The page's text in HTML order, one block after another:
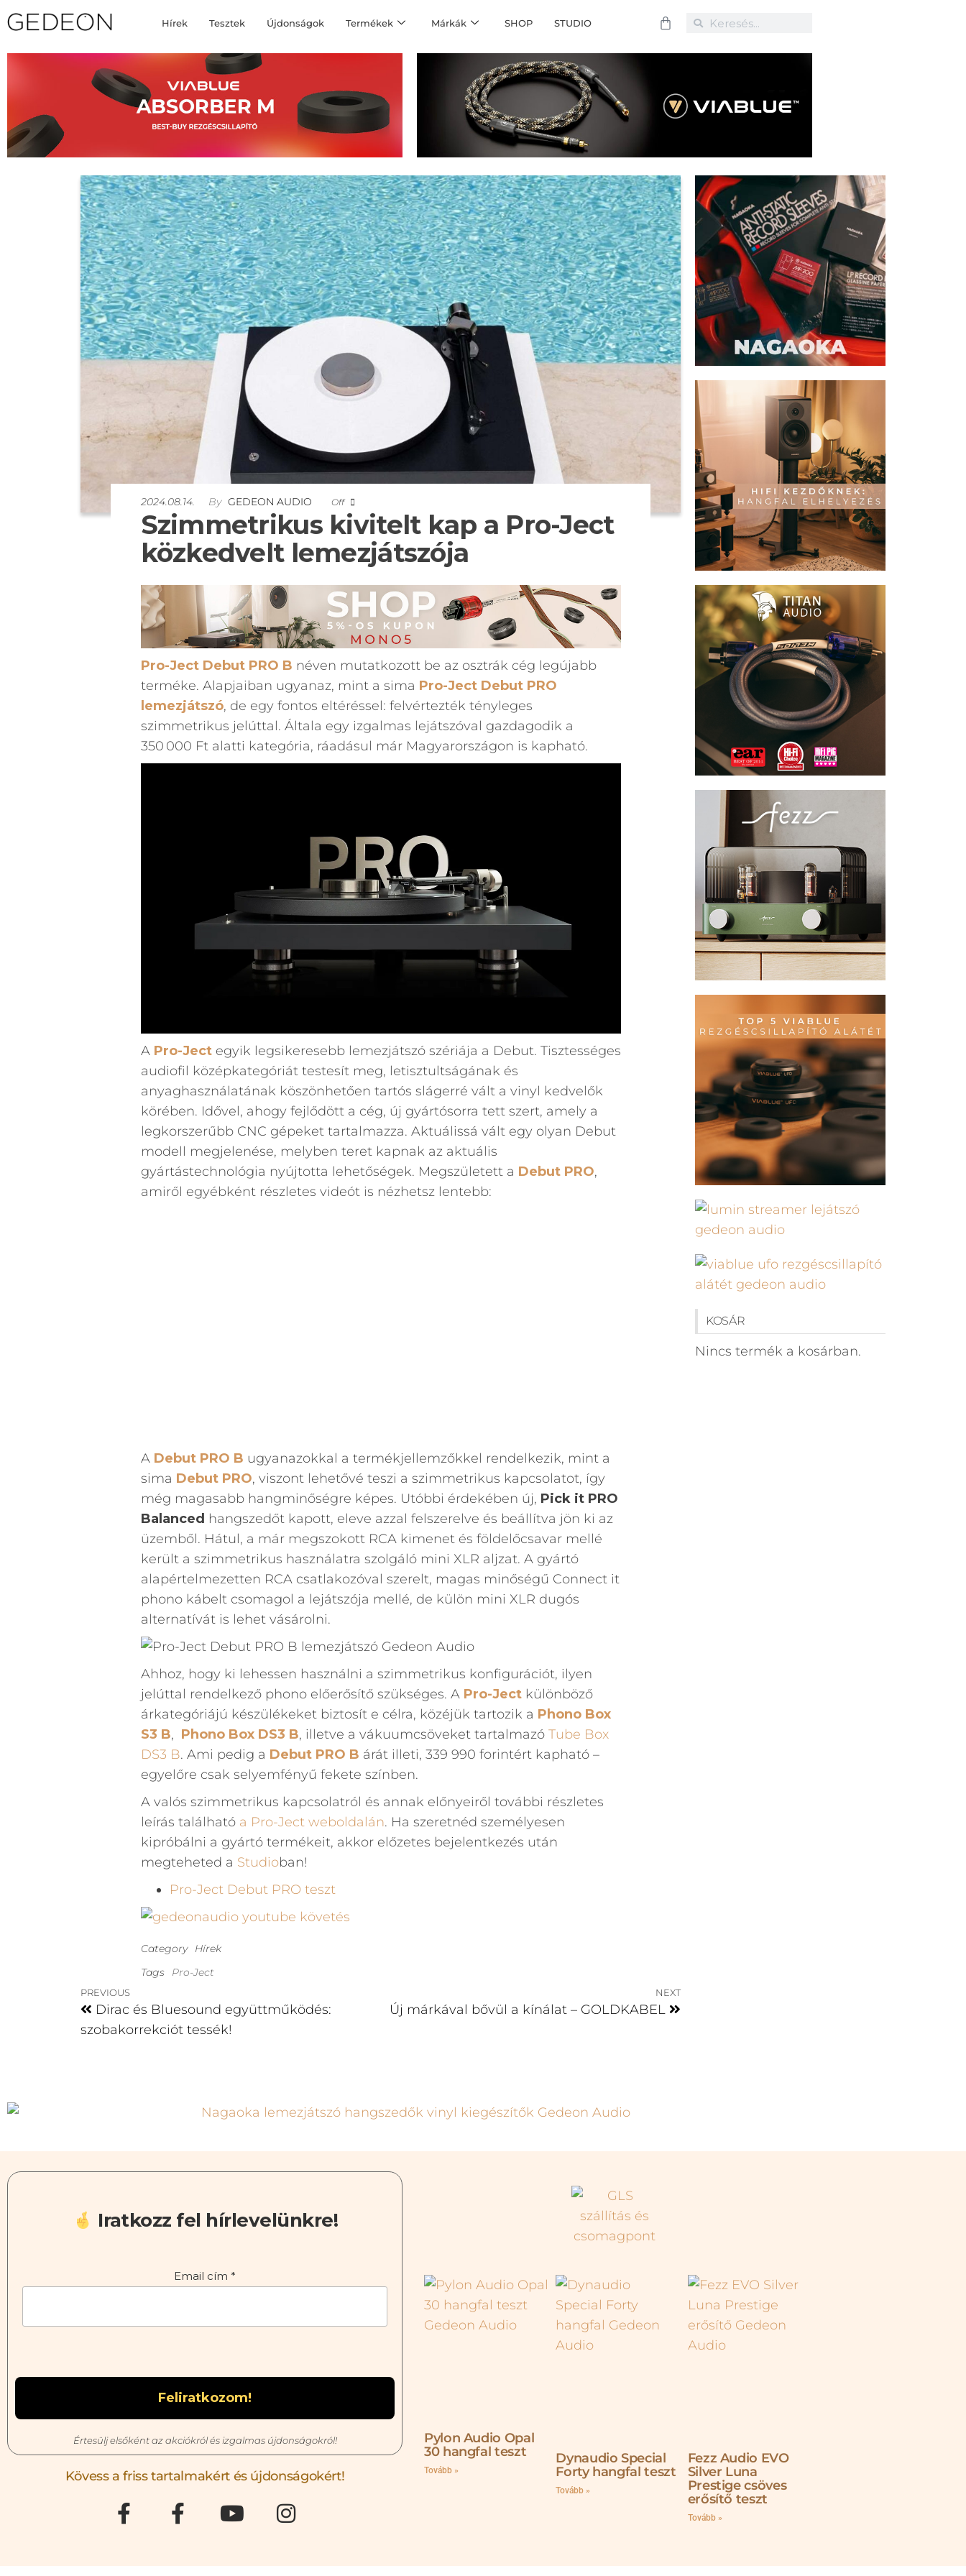
Hírek Tesztek Újdonságok Termékek Márkák SHOP STUDIO
2024.08.14. By GEDEON AUDIO Off
Szimmetrikus kivitelt kap a Pro-Ject
közkedvelt lemezjátszója
Pro-Ject Debut PRO B néven mutatkozott be az osztrák cég legújabb
terméke. Alapjaiban ugyanaz, mint a sima Pro-Ject Debut PRO
lemezjátszó, de egy fontos eltéréssel: felvértezték tényleges
szimmetrikus jelúttal. Általa egy izgalmas lejátszóval gazdagodik a
350 000 Ft alatti kategória, ráadásul már Magyarországon is kapható.
APro-Jectegyik legsikeresebb lemezjátszó szériája a Debut. Tisztességes
audiofil középkategóriát testesít meg, letisztultságának és
anyaghasználatának köszönhetően tartós slágerré vált a vinyl kedvelők
körében. Idővel, ahogy fejlődött a cég, új gyártósorra tett szert, amely a
legkorszerűbb CNC gépeket tartalmazza. Aktuálissá vált egy olyan Debut
modell megjelenése, melyben teret kapnak az aktuális
gyártástechnológia nyújtotta lehetőségek. Megszületett a Debut PRO,
amiről egyébként részletes videót is nézhetsz lentebb:
ADebut PRO B ugyanazokkal a termékjellemzőkkel rendelkezik, mint a
sima Debut PRO, viszont lehetővé teszi a szimmetrikus kapcsolatot, így
még magasabb hangminőségre képes. Utóbbi érdekében új, Pick it PRO
Balanced hangszedőt kapott, eleve azzal felszerelve és beállítva jön ki az
üzemből. Hátul, a már megszokott RCA kimenet és földelőcsavar mellé
került a szimmetrikus használatra szolgáló mini XLR aljzat. A gyártó
alapértelmezetten RCA csatlakozóval szerelt, magas minőségű Connect it
phono kábelt csomagol a lejátszója mellé, de külön mini XLR dugós
alternatívát is lehet vásárolni.
Ahhoz, hogy ki lehessen használni a szimmetrikus konfigurációt, ilyen
jelúttal rendelkező phono előerősítő szükséges. A Pro-Jectkülönböző
árkategóriájú készülékeket biztosít e célra, közéjük tartozik a Phono Box
S3 B, Phono Box DS3 B, illetve a vákuumcsöveket tartalmazó Tube Box
DS3 B. Ami pedig a Debut PRO B árát illeti, 339 990 forintért kapható –
egyelőre csak selyemfényű fekete színben.
A valós szimmetrikus kapcsolatról és annak előnyeiről további részletes
leírás találhatóa Pro-Ject weboldalán. Ha szeretnéd személyesen
kipróbálni a gyártó termékeit, akkor előzetes bejelentkezés után
megteheted a Studioban!
Pro-Ject Debut PRO teszt
Category
Hírek
Tags
Pro-Ject
PREVIOUS
Dirac és Bluesound együttműködés:
szobakorrekciót tessék!
NEXT
Új márkával bővül a kínálat – GOLDKABEL
KOSÁR
Nincs termék a kosárban.
Iratkozz fel hírlevelünkre!
Email cím *
Értesülj elsőként az akciókról és izgalmas újdonságokról!
Kövess a friss tartalmakért és újdonságokért!
Pylon Audio Opal
30 hangfal teszt
Tovább »
Dynaudio Special
Forty hangfal teszt
Tovább »
Fezz Audio EVO
Silver Luna
Prestige csöves
erősítő teszt
Tovább »